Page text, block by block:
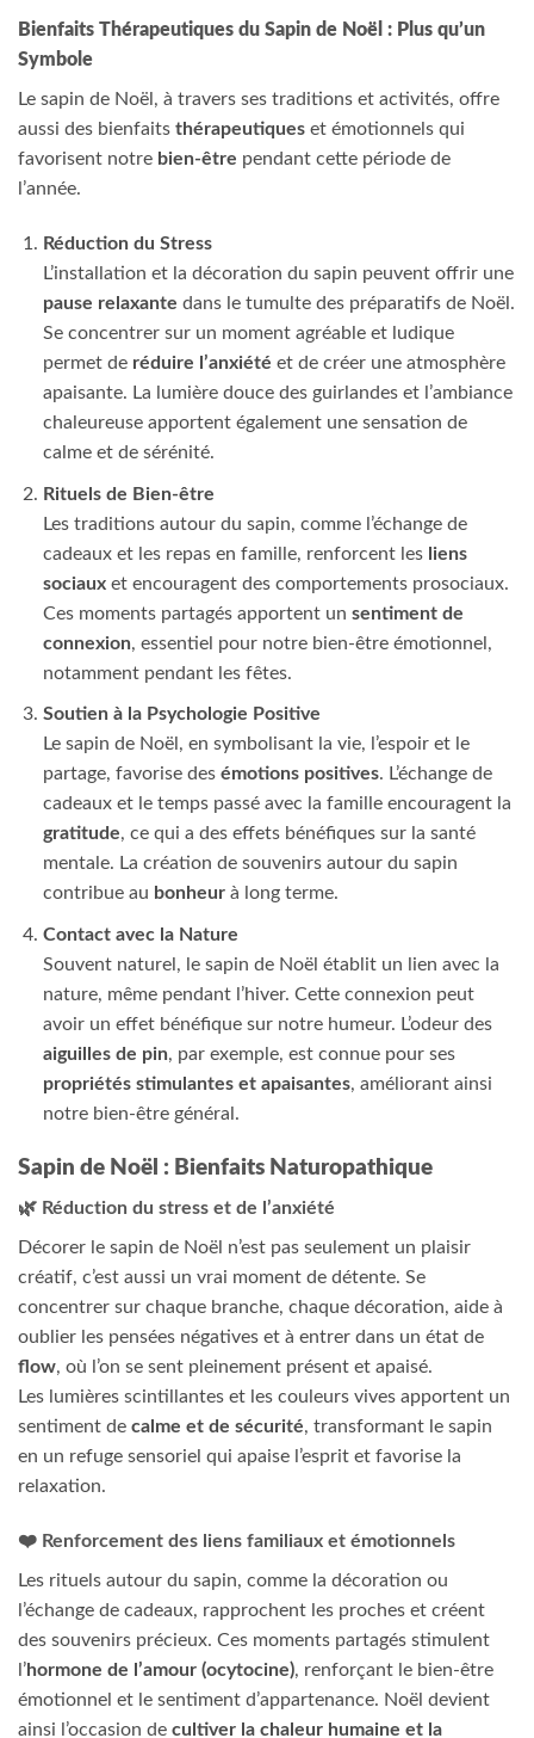
Bienfaits Thérapeutiques du Sapin de Noël : Plus qu’un
Symbole
Le sapin de Noël, à travers ses traditions et activités, offre
aussi des bienfaits thérapeutiques et émotionnels qui
favorisent notre bien-être pendant cette période de
l’année.
Réduction du Stress
L’installation et la décoration du sapin peuvent offrir une
pause relaxante dans le tumulte des préparatifs de Noël.
Se concentrer sur un moment agréable et ludique
permet de réduire l’anxiété et de créer une atmosphère
apaisante. La lumière douce des guirlandes et l’ambiance
chaleureuse apportent également une sensation de
calme et de sérénité.
Rituels de Bien-être
Les traditions autour du sapin, comme l’échange de
cadeaux et les repas en famille, renforcent les liens
sociauxet encouragent des comportements prosociaux.
Ces moments partagés apportent un sentiment de
connexion, essentiel pour notre bien-être émotionnel,
notamment pendant les fêtes.
Soutien à la Psychologie Positive
Le sapin de Noël, en symbolisant la vie, l’espoir et le
partage, favorise des émotions positives. L’échange de
cadeaux et le temps passé avec la famille encouragent la
gratitude, ce qui a des effets bénéfiques sur la santé
mentale. La création de souvenirs autour du sapin
contribue au bonheurà long terme.
Contact avec la Nature
Souvent naturel, le sapin de Noël établit un lien avec la
nature, même pendant l’hiver. Cette connexion peut
avoir un effet bénéfique sur notre humeur. L’odeur des
aiguilles de pin, par exemple, est connue pour ses
propriétés stimulantes et apaisantes, améliorant ainsi
notre bien-être général.
Sapin de Noël : Bienfaits Naturopathique
🌿 Réduction du stress et de l’anxiété
Décorer le sapin de Noël n’est pas seulement un plaisir
créatif, c’est aussi un vrai moment de détente. Se
concentrer sur chaque branche, chaque décoration, aide à
oublier les pensées négatives et à entrer dans un état de
flow, où l’on se sent pleinement présent et apaisé.
Les lumières scintillantes et les couleurs vives apportent un
sentiment de calme et de sécurité, transformant le sapin
en un refuge sensoriel qui apaise l’esprit et favorise la
relaxation.
❤️ Renforcement des liens familiaux et émotionnels
Les rituels autour du sapin, comme la décoration ou
l’échange de cadeaux, rapprochent les proches et créent
des souvenirs précieux. Ces moments partagés stimulent
l’hormone de l’amour (ocytocine), renforçant le bien-être
émotionnel et le sentiment d’appartenance. Noël devient
ainsi l’occasion de cultiver la chaleur humaine et la